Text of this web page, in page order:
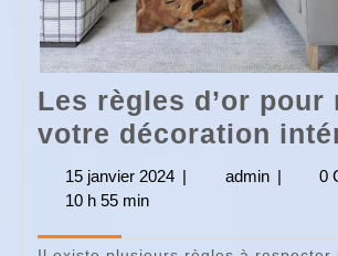
Les règles d’or pour
votre décoration
15 janvier 2024 15
| admin admin
| 0
10 h 55 min